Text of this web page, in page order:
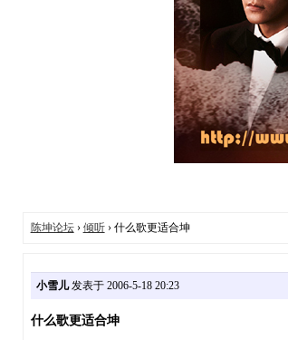
陈坤论坛› 倾听› 什么歌更适合坤
小雪儿发表于 2006-5-18 20:23
什么歌更适合坤